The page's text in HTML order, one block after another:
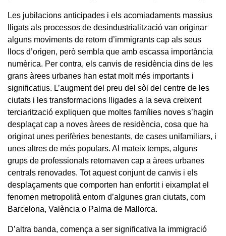
Les jubilacions anticipades i els acomiadaments massius
lligats als processos de desindustrialització van originar
alguns moviments de retorn d’immigrants cap als seus
llocs d’origen, però sembla que amb escassa importància
numèrica. Per contra, els canvis de residència dins de les
grans àrees urbanes han estat molt més importants i
significatius. L’augment del preu del sòl del centre de les
ciutats i les transformacions lligades a la seva creixent
terciarització expliquen que moltes famílies noves s’hagin
desplaçat cap a noves àrees de residència, cosa que ha
originat unes perifèries benestants, de cases unifamiliars, i
unes altres de més populars. Al mateix temps, alguns
grups de professionals retornaven cap a àrees urbanes
centrals renovades. Tot aquest conjunt de canvis i els
desplaçaments que comporten han enfortit i eixamplat el
fenomen metropolità entorn d’algunes gran ciutats, com
Barcelona, València o Palma de Mallorca.
D’altra banda, comença a ser significativa la immigració